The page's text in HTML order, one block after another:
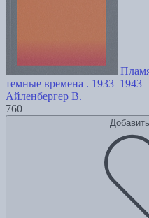
темные времена . 1933–1943
Айленбергер В.
760